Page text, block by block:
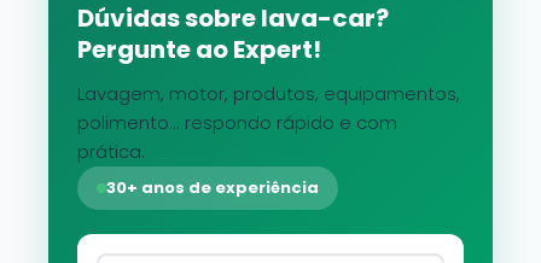
Dúvidas sobre lava-car?
Pergunte ao Expert!
Lavagem, motor, produtos, equipamentos,
polimento... respondo rápido e com
prática.
30+ anos de experiência